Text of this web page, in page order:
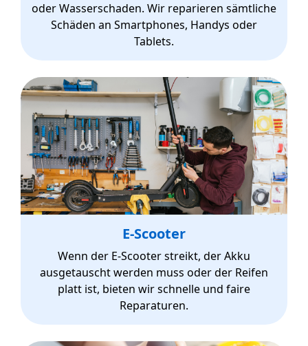
oder Wasserschaden. Wir reparieren sämtliche
Schäden an Smartphones, Handys oder
Tablets.
E-Scooter
Wenn der E-Scooter streikt, der Akku
ausgetauscht werden muss oder der Reifen
platt ist, bieten wir schnelle und faire
Reparaturen.